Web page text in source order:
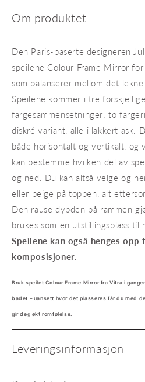
Om produktet
Den Paris-baserte designeren
speilene Colour Frame Mirror
som balanserer mellom det
Speilene kommer i tre
fargesammensetninger: to
diskré variant, alle i lakkert ask.
både horisontalt og vertikalt, og
kan bestemme hvilken del av
og ned. Du kan altså velge og
eller beige på toppen, alt
Den rause dybden på rammen
brukes som en utstillingsplass
Speilene kan også henges
komposisjoner.
Bruk speilet Colour Frame Mirror fra Vitra i
badet – uansett hvor det plasseres får du med
gir deg økt romfølelse.
Leveringsinformasjon